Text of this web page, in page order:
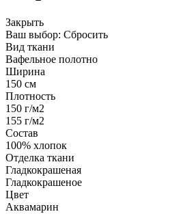
Закрыть
Ваш выбор: Сбросить
Вид ткани
Вафельное полотно
Ширина
150 см
Плотность
150 г/м2
155 г/м2
Состав
100% хлопок
Отделка ткани
Гладкокрашеная
Гладкокрашеное
Цвет
Аквамарин